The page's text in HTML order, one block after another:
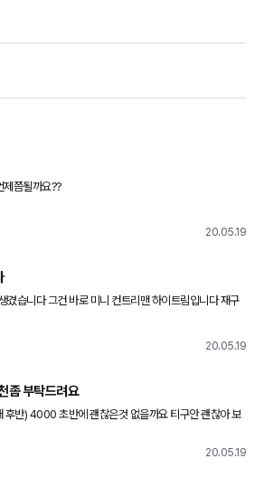
제쯤될까요??
20.05.19
하이트림입니다 재구
은 자꾸 X3사라고.. 컨트리
20.05.19
좀 부탁드려요
반) 4000 초반에 괜찮은것 없을까요 티구안 괜찮아 보
들어오네요 운전이 미숙해서 작은차를 선호하는데 갓난
20.05.19